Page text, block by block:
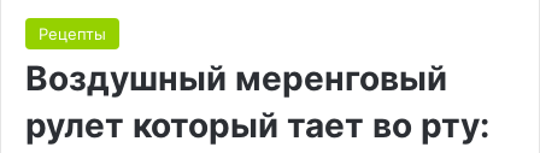
Рецепты
Воздушный меренговый
рулет который тает во рту: